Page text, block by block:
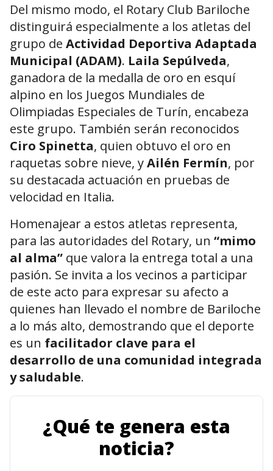
Del mismo modo, el Rotary Club Bariloche
distinguirá especialmente a los atletas del
grupo de Actividad Deportiva Adaptada
Municipal (ADAM). Laila Sepúlveda,
ganadora de la medalla de oro en esquí
alpino en los Juegos Mundiales de
Olimpiadas Especiales de Turín, encabeza
este grupo. También serán reconocidos
Ciro Spinetta, quien obtuvo el oro en
raquetas sobre nieve, yAilén Fermín, por
su destacada actuación en pruebas de
velocidad en Italia.
Homenajear a estos atletas representa,
para las autoridades del Rotary, un “mimo
al alma” que valora la entrega total a una
pasión. Se invita a los vecinos a participar
de este acto para expresar su afecto a
quienes han llevado el nombre de Bariloche
a lo más alto, demostrando que el deporte
es un facilitador clave para el
desarrollo de una comunidad integrada
y saludable.
¿Qué te genera esta
noticia?